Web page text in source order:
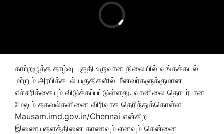
காற்றழுத்த தாழ்வு பகுதி உருவான நிலையில் வங்கக்கடல்
மற்றும் அரபிக்கடல் பகுதிகளில் மீனவர்களுக்குமான
எச்சரிக்கையும் விடுக்கப்பட்டுள்ளது. வானிலை தொடர்பான
மேலும் தகவல்களினை விரிவாக தெரிந்துக்கொள்ள
Mausam.imd.gov.in/Chennai என்கிற
இணையதளத்தினை காணவும் எனவும் சென்னை